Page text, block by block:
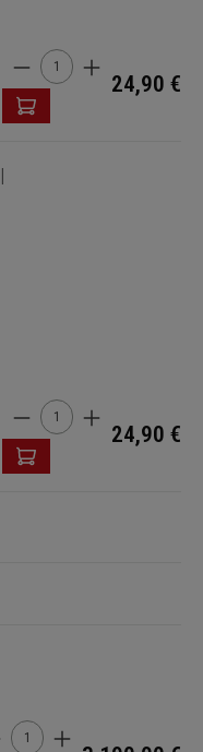
Cantidad del
24,90 €
Cantidad del
24,90 €
del